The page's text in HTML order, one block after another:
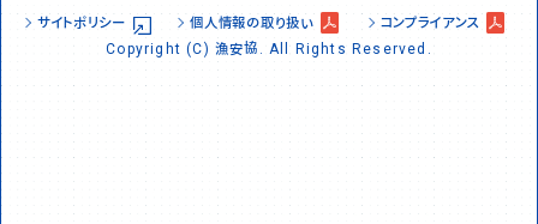
サイトポリシー 個人情報の取り扱い
コンプライアンス
Copyright (C) 漁安協. All Rights Reserved.